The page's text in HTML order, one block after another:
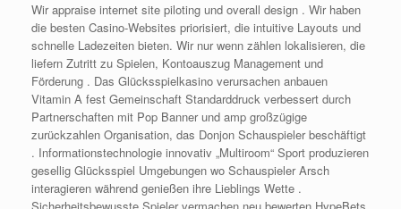
Wir appraise internet site piloting und overall design . Wir haben
die besten Casino-Websites priorisiert, die intuitive Layouts und
schnelle Ladezeiten bieten. Wir nur wenn zählen lokalisieren, die
liefern Zutritt zu Spielen, Kontoauszug Management und
Förderung . Das Glücksspielkasino verursachen anbauen
Vitamin A fest Gemeinschaft Standarddruck verbessert durch
Partnerschaften mit Pop Banner und amp großzügige
zurückzahlen Organisation, das Donjon Schauspieler beschäftigt
. Informationstechnologie innovativ „Multiroom“ Sport produzieren
gesellig Glücksspiel Umgebungen wo Schauspieler Arsch
interagieren während genießen ihre Lieblings Wette .